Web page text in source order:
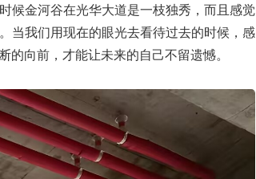
候金河谷在光华大道是一枝独秀，而且感觉
当我们用现在的眼光去看待过去的时候，感
向前，才能让未来的自己不留遗憾。